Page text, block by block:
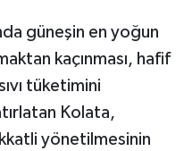
güneşin en yoğun
kaçınması, hafif
tüketimini
Kolata,
yönetilmesinin